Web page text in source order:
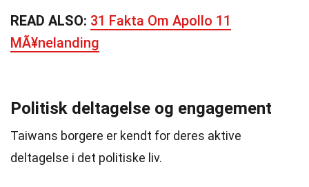
READ ALSO: 31 Fakta Om Apollo 11
MÃ¥nelanding
Politisk deltagelse og engagement
Taiwans borgere er kendt for deres aktive
deltagelse i det politiske liv.